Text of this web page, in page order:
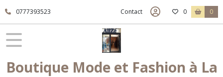
0777393523 Contact 0 0
Boutique Mode et Fashion à La